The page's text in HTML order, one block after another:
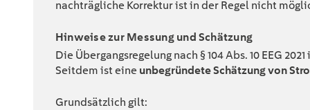
nachträgliche Korrektur ist in der Regel nicht
Hinweise zur Messung und Schätzung
Die Übergangsregelung nach § 104 Abs. 10 EEG
Seitdem ist eine unbegründete Schätzung von
Grundsätzlich gilt: